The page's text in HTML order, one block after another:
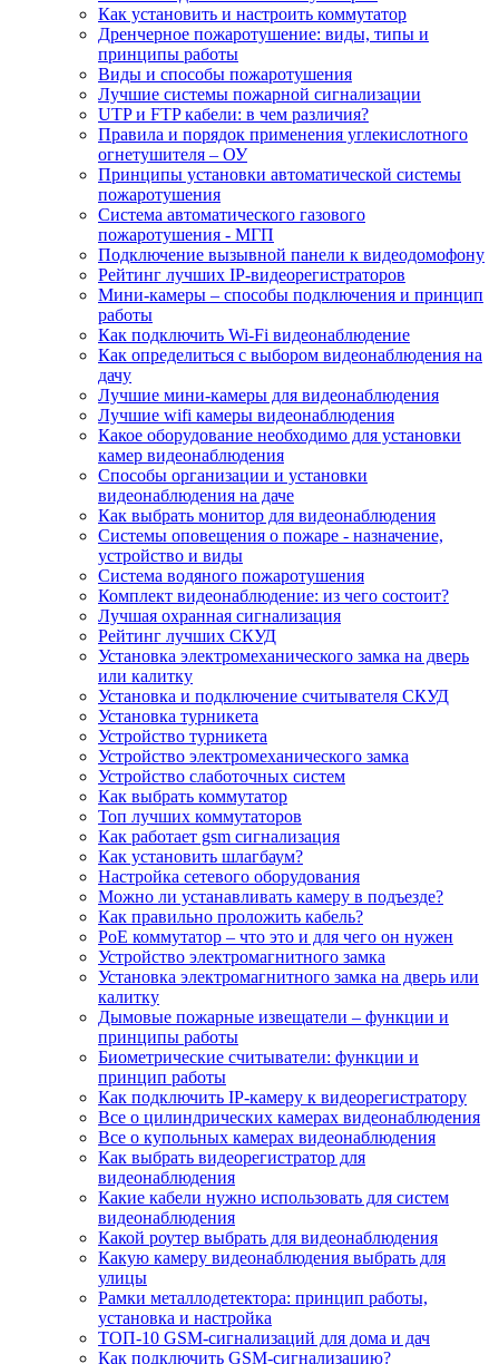
Как установить и настроить коммутатор
Дренчерное пожаротушение: виды, типы и
принципы работы
Виды и способы пожаротушения
Лучшие системы пожарной сигнализации
UTP и FTP кабели: в чем различия?
Правила и порядок применения углекислотного
огнетушителя – ОУ
Принципы установки автоматической системы
пожаротушения
Система автоматического газового
пожаротушения - МГП
Подключение вызывной панели к видеодомофону
Рейтинг лучших IP-видеорегистраторов
Мини-камеры – способы подключения и принцип
работы
Как подключить Wi-Fi видеонаблюдение
Как определиться с выбором видеонаблюдения на
дачу
Лучшие мини-камеры для видеонаблюдения
Лучшие wifi камеры видеонаблюдения
Какое оборудование необходимо для установки
камер видеонаблюдения
Способы организации и установки
видеонаблюдения на даче
Как выбрать монитор для видеонаблюдения
Системы оповещения о пожаре - назначение,
устройство и виды
Система водяного пожаротушения
Комплект видеонаблюдение: из чего состоит?
Лучшая охранная сигнализация
Рейтинг лучших СКУД
Установка электромеханического замка на дверь
или калитку
Установка и подключение считывателя СКУД
Установка турникета
Устройство турникета
Устройство электромеханического замка
Устройство слаботочных систем
Как выбрать коммутатор
Топ лучших коммутаторов
Как работает gsm сигнализация
Как установить шлагбаум?
Настройка сетевого оборудования
Можно ли устанавливать камеру в подъезде?
Как правильно проложить кабель?
PoE коммутатор – что это и для чего он нужен
Устройство электромагнитного замка
Установка электромагнитного замка на дверь или
калитку
Дымовые пожарные извещатели – функции и
принципы работы
Биометрические считыватели: функции и
принцип работы
Как подключить IP-камеру к видеорегистратору
Все о цилиндрических камерах видеонаблюдения
Все о купольных камерах видеонаблюдения
Как выбрать видеорегистратор для
видеонаблюдения
Какие кабели нужно использовать для систем
видеонаблюдения
Какой роутер выбрать для видеонаблюдения
Какую камеру видеонаблюдения выбрать для
улицы
Рамки металлодетектора: принцип работы,
установка и настройка
ТОП-10 GSM-сигнализаций для дома и дач
Как подключить GSM-сигнализацию?